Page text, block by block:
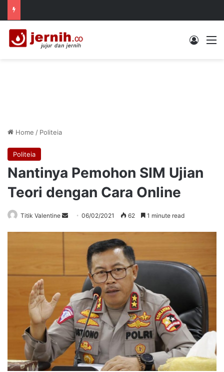
Log In
Home / Politeia
Politeia
Nantinya Pemohon SIM Ujian
Teori dengan Cara Online
Titik Valentine
Send06/02/2021 62 1 minute read